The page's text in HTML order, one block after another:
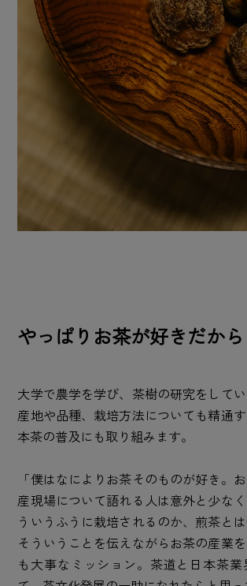
やっぱりお茶が好きだから
大学で農学を学び、茶樹の研究をして
産地や品種、栽培方法についても精通
本茶の普及にも取り組みます。
「僕はなによりお茶そのものが好き。
産現場について語れる人は意外と少な
ういうふうに栽培されるのか、煎茶とは
そういうことを伝えながらお茶の産業
も大事なミッション。茶道と日本茶